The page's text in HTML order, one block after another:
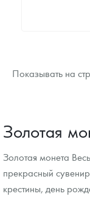
Показывать на
Золотая
Золотая монета
прекрасный
крестины, день